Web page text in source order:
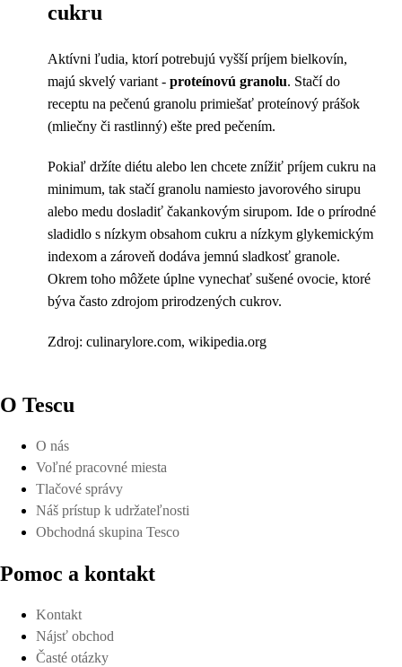
cukru
Aktívni ľudia, ktorí potrebujú vyšší príjem bielkovín,
majú skvelý variant - proteínovú granolu. Stačí do
receptu na pečenú granolu primiešať proteínový prášok
(mliečny či rastlinný) ešte pred pečením.
Pokiaľ držíte diétu alebo len chcete znížiť príjem cukru na
minimum, tak stačí granolu namiesto javorového sirupu
alebo medu dosladiť čakankovým sirupom. Ide o prírodné
sladidlo s nízkym obsahom cukru a nízkym glykemickým
indexom a zároveň dodáva jemnú sladkosť granole.
Okrem toho môžete úplne vynechať sušené ovocie, ktoré
býva často zdrojom prirodzených cukrov.
Zdroj: culinarylore.com, wikipedia.org
O Tescu
O nás
Voľné pracovné miesta
Tlačové správy
Náš prístup k udržateľnosti
Obchodná skupina Tesco
Pomoc a kontakt
Kontakt
Nájsť obchod
Časté otázky